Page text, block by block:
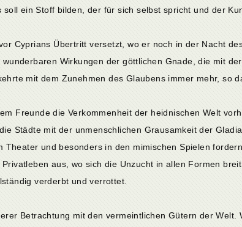
aus, wo sich die Unzucht in allen Formen breit
verderbt und verrottet.